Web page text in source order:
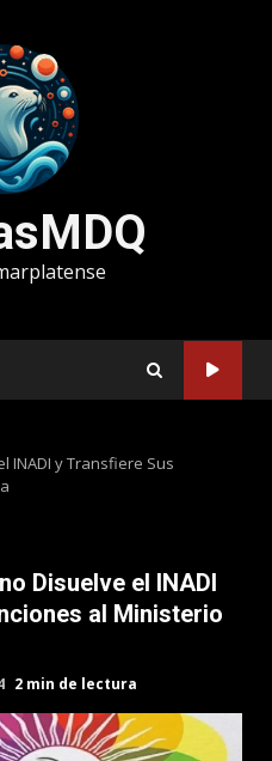
INADI y Transfiere Sus
Disuelve el INADI
al Ministerio
2 min de lectura